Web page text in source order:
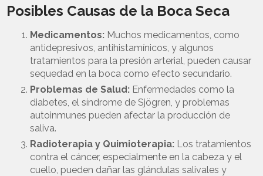
Posibles Causas de la Boca Seca
Medicamentos: Muchos medicamentos, como
antidepresivos, antihistamínicos, y algunos
tratamientos para la presión arterial, pueden causar
sequedad en la boca como efecto secundario.
Problemas de Salud: Enfermedades como la
diabetes, el síndrome de Sjögren, y problemas
autoinmunes pueden afectar la producción de
saliva.
Radioterapia y Quimioterapia: Los tratamientos
contra el cáncer, especialmente en la cabeza y el
cuello, pueden dañar las glándulas salivales y